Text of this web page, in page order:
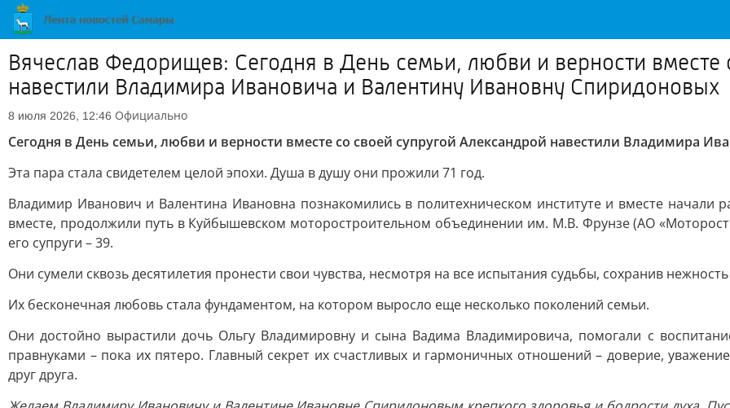
Вячеслав Федорищев: Сегодня в День семьи, любви и верности вместе
навестили Владимира Ивановича и Валентину Ивановну Спиридоновых
8 июля 2026, 12:46 Официально
Сегодня в День семьи, любви и верности вместе со своей супругой Александрой навестили Владимира
Эта пара стала свидетелем целой эпохи. Душа в душу они прожили 71 год.
Владимир Иванович и Валентина Ивановна познакомились в политехническом институте и вместе начали
вместе, продолжили путь в Куйбышевском моторостроительном объединении им. М.В. Фрунзе (АО
его супруги – 39.
Они сумели сквозь десятилетия пронести свои чувства, несмотря на все испытания судьбы, сохранив
Их бесконечная любовь стала фундаментом, на котором выросло еще несколько поколений семьи.
Они достойно вырастили дочь Ольгу Владимировну и сына Вадима Владимировича, помогали с
правнуками – пока их пятеро. Главный секрет их счастливых и гармоничных отношений – доверие,
друг друга.